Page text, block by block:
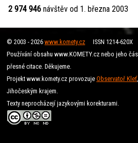
2 974 946 návštěv od 1. března 2003
© 2003 - 2026 www.komety.czISSN 1214-620X
Používání obsahu www.KOMETY.cz nebo jeho
přesné citace. Děkujeme.
Projekt www.komety.cz provozuje Observatoř Kleť
Jihočeským krajem.
Texty neprocházejí jazykovými korekturami.